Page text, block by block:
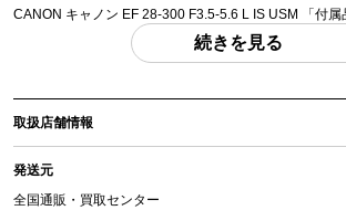
CANON キャノン EF 28-300 F3.5-5.6 L IS USM 「付
がすべてになります。
(撮影、運搬備品は除く)
アイテム状態
中古：C（使用感あり/キズ、ヨゴレあり）
動作確認済みでございます。
続きを見る
取扱店舗情報
発送元
全国通販・買取センター